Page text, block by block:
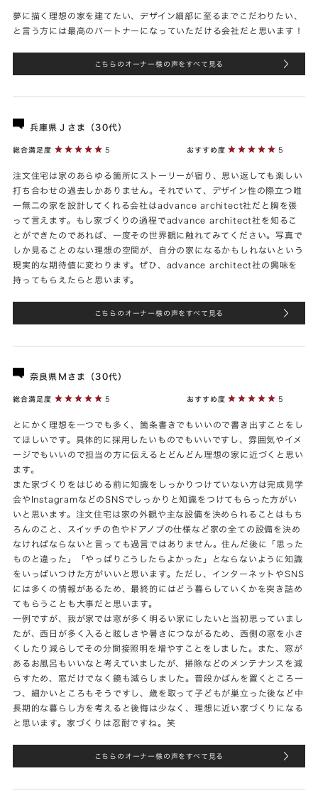
夢に描く理想の家を建てたい、デザイン細部に至るまでこだわりたい、
と言う方には最高のパートナーになっていただける会社だと思います！
こちらのオーナー様の声をすべて見る
兵庫県Ｊさま（30代）
総合満足度 5 おすすめ度 5
注文住宅は家のあらゆる箇所にストーリーが宿り、思い返しても楽しい
打ち合わせの過去しかありません。それでいて、デザイン性の際立つ唯
一無二の家を設計してくれる会社はadvance architect社だと胸を張
って言えます。もし家づくりの過程でadvance architect社を知るこ
とができたのであれば、一度その世界観に触れてみてください。写真で
しか見ることのない理想の空間が、自分の家になるかもしれないという
現実的な期待値に変わります。ぜひ、advance architect社の興味を
持ってもらえたらと思います。
こちらのオーナー様の声をすべて見る
奈良県Ｍさま（30代）
総合満足度 5 おすすめ度 5
とにかく理想を一つでも多く、箇条書きでもいいので書き出すことをし
てほしいです。具体的に採用したいものでもいいですし、雰囲気やイメ
ージでもいいので担当の方に伝えるとどんどん理想の家に近づくと思い
ます。
また家づくりをはじめる前に知識をしっかりつけていない方は完成見学
会やInstagramなどのSNSでしっかりと知識をつけてもらった方がい
いと思います。注文住宅は家の外観や主な設備を決められることはもち
ろんのこと、スイッチの色やドアノブの仕様など家の全ての設備を決め
なければならないと言っても過言ではありません。住んだ後に「思った
ものと違った」「やっぱりこうしたらよかった」とならないように知識
をいっぱいつけた方がいいと思います。ただし、インターネットやSNS
には多くの情報があるため、最終的にはどう暮らしていくかを突き詰め
てもらうことも大事だと思います。
一例ですが、我が家では窓が多く明るい家にしたいと当初思っていまし
たが、西日が多く入ると眩しさや暑さにつながるため、西側の窓を小さ
くしたり減らしてその分間接照明を増やすことをしました。また、窓が
あるお風呂もいいなと考えていましたが、掃除などのメンテナンスを減
らすため、窓だけでなく鏡も減らしました。普段かばんを置くところ一
つ、細かいところもそうですし、歳を取って子どもが巣立った後など中
長期的な暮らし方を考えると後悔は少なく、理想に近い家づくりになる
と思います。家づくりは忍耐ですね。笑
こちらのオーナー様の声をすべて見る